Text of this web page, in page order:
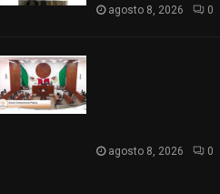
agosto 8, 2026 0
agosto 8, 2026 0